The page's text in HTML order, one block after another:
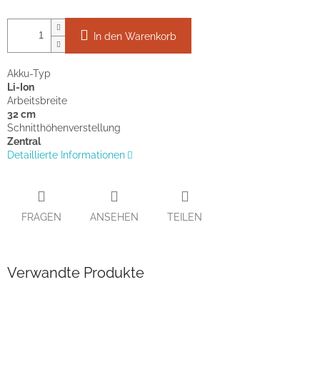
In den Warenkorb
Akku-Typ
Li-Ion
Arbeitsbreite
32 cm
Schnitthöhenverstellung
Zentral
Detaillierte Informationen
FRAGEN ANSEHEN TEILEN
Verwandte Produkte